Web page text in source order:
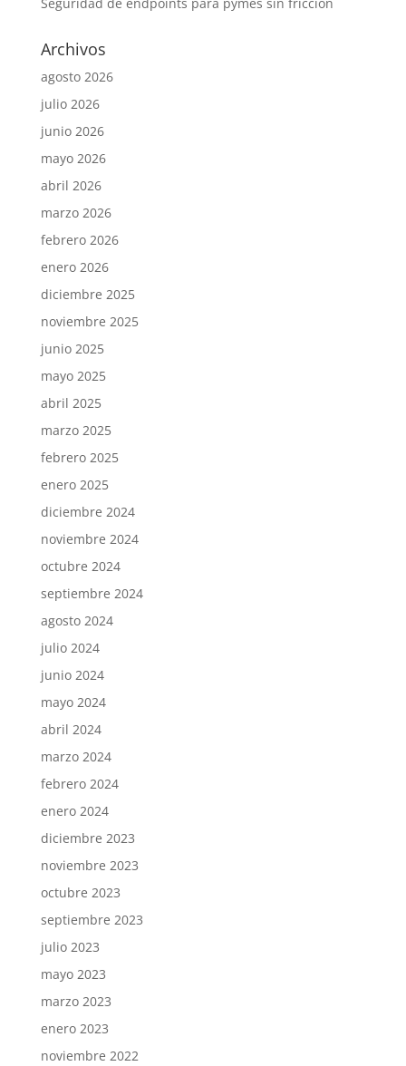
Archivos
agosto 2026
julio 2026
junio 2026
mayo 2026
abril 2026
marzo 2026
febrero 2026
enero 2026
diciembre 2025
noviembre 2025
junio 2025
mayo 2025
abril 2025
marzo 2025
febrero 2025
enero 2025
diciembre 2024
noviembre 2024
octubre 2024
septiembre 2024
agosto 2024
julio 2024
junio 2024
mayo 2024
abril 2024
marzo 2024
febrero 2024
enero 2024
diciembre 2023
noviembre 2023
octubre 2023
septiembre 2023
julio 2023
mayo 2023
marzo 2023
enero 2023
noviembre 2022